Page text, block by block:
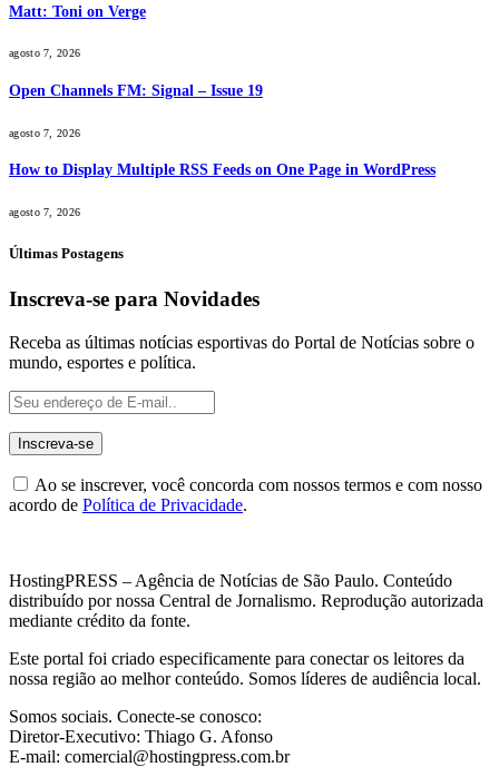
Matt: Toni on Verge
agosto 7, 2026
Open Channels FM: Signal – Issue 19
agosto 7, 2026
How to Display Multiple RSS Feeds on One Page in WordPress
agosto 7, 2026
Últimas Postagens
Inscreva-se para Novidades
Receba as últimas notícias esportivas do Portal de Notícias sobre o
mundo, esportes e política.
Ao se inscrever, você concorda com nossos termos e com nosso
acordo de Política de Privacidade.
HostingPRESS – Agência de Notícias de São Paulo. Conteúdo
distribuído por nossa Central de Jornalismo. Reprodução autorizada
mediante crédito da fonte.
Este portal foi criado especificamente para conectar os leitores da
nossa região ao melhor conteúdo. Somos líderes de audiência local.
Somos sociais. Conecte-se conosco:
Diretor-Executivo: Thiago G. Afonso
E-mail: comercial@hostingpress.com.br